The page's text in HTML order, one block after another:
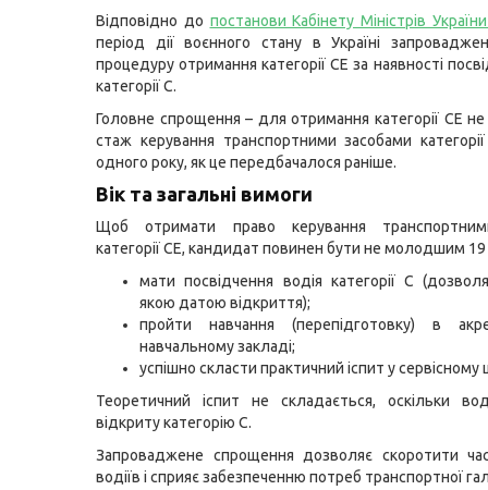
Відповідно до постанови Кабінету Міністрів
період дії воєнного стану в Україні
процедуру отримання категорії CЕ за наявності
категорії С.
Головне спрощення– для отримання категорії CЕ
стаж керування транспортними засобами
одного року, як це передбачалося раніше.
Вік та загальні вимоги
Щоб отримати право керування
категорії CЕ, кандидат повинен бути не молодшим 19
мати посвідчення водія категорії С
якою датою відкриття);
пройти навчання (перепідготовку) в
навчальному закладі;
успішно скласти практичний іспит у
Теоретичний іспит не складається, оскільки
відкриту категорію С.
Запроваджене спрощення дозволяє скоротити
водіїв і сприяє забезпеченню потреб транспортної